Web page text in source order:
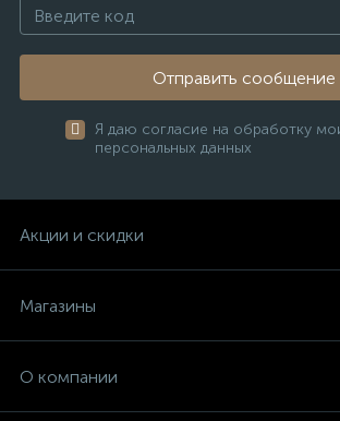
Отправить сообщение
Я даю согласие на обработку
персональных данных
Акции и скидки
Магазины
О компании